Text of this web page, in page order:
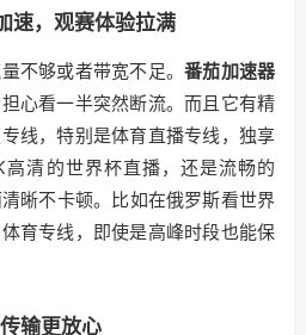
速，观赛体验拉满
不够或者带宽不足。番茄加速器
心看一半突然断流。而且它有精
线，特别是体育直播专线，独享
清的世界杯直播，还是流畅的
晰不卡顿。比如在俄罗斯看世界
育专线，即使是高峰时段也能保
输更放心